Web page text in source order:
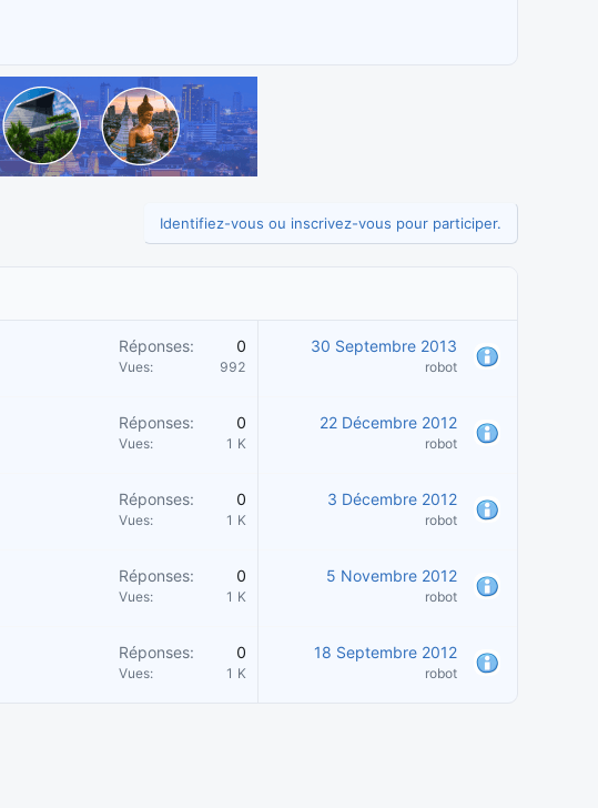
Identifiez-vous ou inscrivez-vous pour participer.
Réponses 0
Vues 992
30 Septembre 2013
robot
Réponses 0
Vues 1 K
22 Décembre 2012
robot
Réponses 0
Vues 1 K
3 Décembre 2012
robot
Réponses 0
Vues 1 K
5 Novembre 2012
robot
Réponses 0
Vues 1 K
18 Septembre 2012
robot